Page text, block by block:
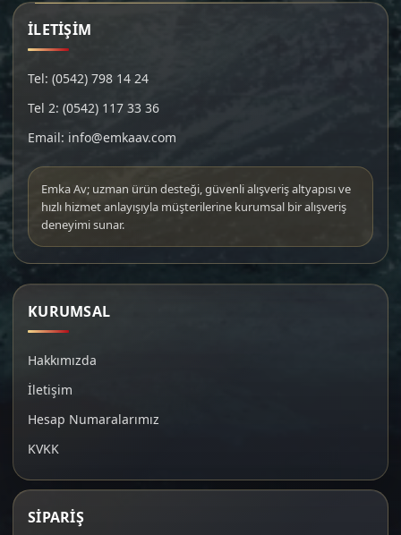
İLETİŞİM
Tel: (0542) 798 14 24
Tel 2: (0542) 117 33 36
Email: info@emkaav.com
Emka Av; uzman ürün desteği, güvenli alışveriş altyapısı ve
hızlı hizmet anlayışıyla müşterilerine kurumsal bir alışveriş
deneyimi sunar.
KURUMSAL
Hakkımızda
İletişim
Hesap Numaralarımız
KVKK
SİPARİŞ